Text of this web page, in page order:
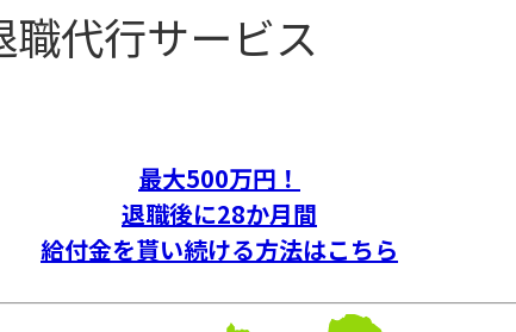
職代行サービス
最大500万円！
退職後に28か月間
給付金を貰い続ける方法はこちら